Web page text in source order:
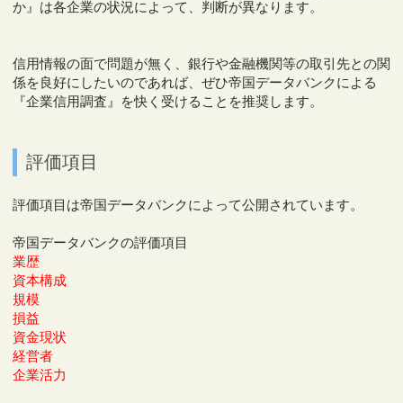
か』は各企業の状況によって、判断が異なります。
信用情報の面で問題が無く、銀行や金融機関等の取引先との関
係を良好にしたいのであれば、ぜひ帝国データバンクによる
『企業信用調査』を快く受けることを推奨します。
評価項目
評価項目は帝国データバンクによって公開されています。
帝国データバンクの評価項目
業歴
資本構成
規模
損益
資金現状
経営者
企業活力